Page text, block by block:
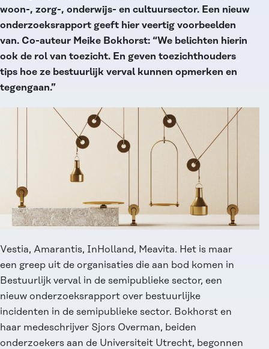
woon-, zorg-, onderwijs- en cultuursector. Een nieuw
onderzoeksrapport geeft hier veertig voorbeelden
van. Co-auteur Meike Bokhorst: “We belichten hierin
ook de rol van toezicht. En geven toezichthouders
tips hoe ze bestuurlijk verval kunnen opmerken en
tegengaan.”
Vestia, Amarantis, InHolland, Meavita. Het is maar
een greep uit de organisaties die aan bod komen in
Bestuurlijk verval in de semipublieke sector, een
nieuw onderzoeksrapport over bestuurlijke
incidenten in de semipublieke sector. Bokhorst en
haar medeschrijver Sjors Overman, beiden
onderzoekers aan de Universiteit Utrecht, begonnen